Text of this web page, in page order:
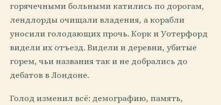
горячечными больными катились по дорогам,
лендлорды очищали владения, а корабли
уносили голодающих прочь. Корк и Уотерфорд
видели их отъезд. Видели и деревни, убитые
горем, чьи названия так и не добрались до
дебатов в Лондоне.
Голод изменил всё: демографию, память,